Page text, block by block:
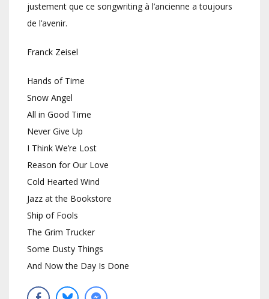
justement que ce songwriting à l’ancienne a toujours
de l’avenir.
Franck Zeisel
Hands of Time
Snow Angel
All in Good Time
Never Give Up
I Think We’re Lost
Reason for Our Love
Cold Hearted Wind
Jazz at the Bookstore
Ship of Fools
The Grim Trucker
Some Dusty Things
And Now the Day Is Done